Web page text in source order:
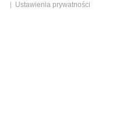
Ustawienia prywatności